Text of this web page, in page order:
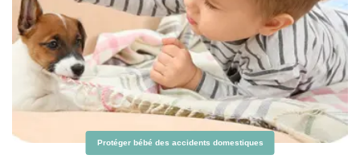
Protéger bébé des accidents domestiques